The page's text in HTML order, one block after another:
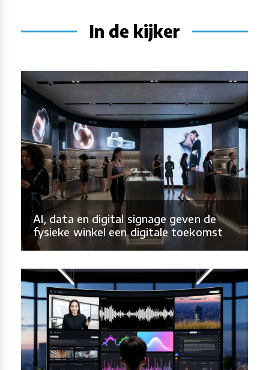
In de kijker
AI, data en digital signage geven de
fysieke winkel een digitale toekomst